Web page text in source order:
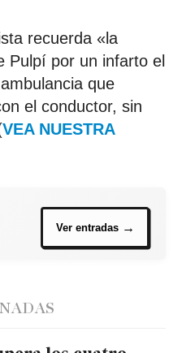
recuerda «la
Pulpí por un infarto el
que
el conductor, sin
VEA NUESTRA